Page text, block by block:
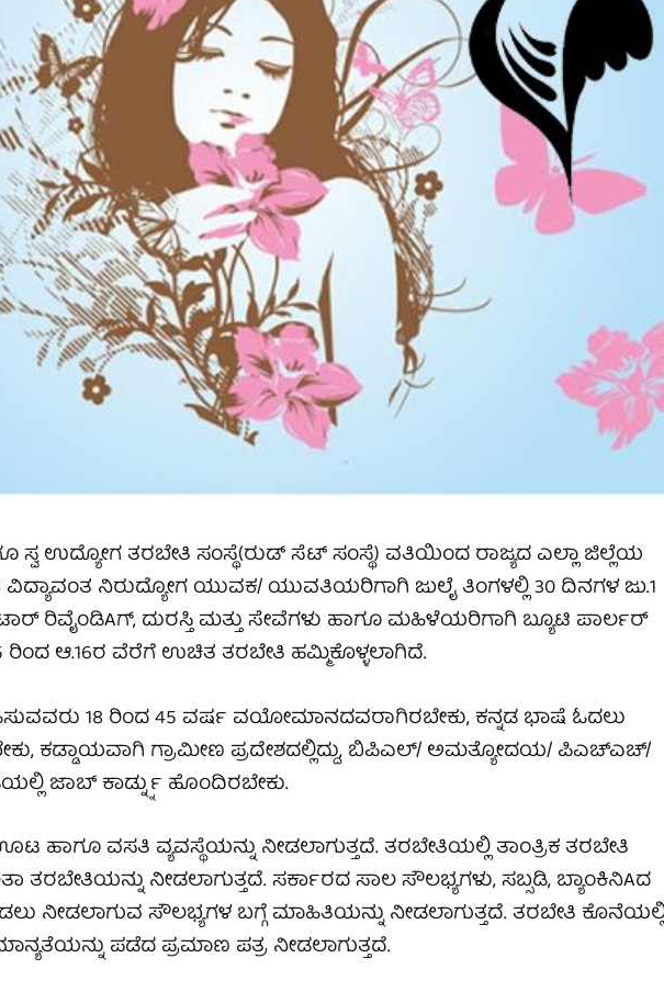
ಸ್ವ ಉದ್ಯೋಗ ತರಬೇತಿ ಸಂಸ್ಥೆ(ರುಡ್ ಸೆಟ್ ಸಂಸ್ಥೆ) ವತಿಯಿಂದ ರಾಜ್ಯದ ಎಲ್ಲಾ ಜಿಲ್ಲೆಯ
ವಿದ್ಯಾವಂತ ನಿರುದ್ಯೋಗ ಯುವಕ/ ಯುವತಿಯರಿಗಾಗಿ ಜುಲೈ ತಿಂಗಳಲ್ಲಿ 30 ದಿನಗಳ ಜು.1
ರಿವೈಂಡಿAಗ್, ದುರಸ್ತಿ ಮತ್ತು ಸೇವೆಗಳು ಹಾಗೂ ಮಹಿಳೆಯರಿಗಾಗಿ ಬ್ಯೂಟಿ ಪಾರ್ಲರ್
ರಿಂದ ಆ.16ರ ವೆರೆಗೆ ಉಚಿತ ತರಬೇತಿ ಹಮ್ಮಿಕೊಳ್ಳಲಾಗಿದೆ.
18 ರಿಂದ 45 ವರ್ಷ ವಯೋಮಾನದವರಾಗಿರಬೇಕು, ಕನ್ನಡ ಭಾಷೆ ಓದಲು
ಕಡ್ಡಾಯವಾಗಿ ಗ್ರಾಮೀಣ ಪ್ರದೇಶದಲ್ಲಿದ್ದು, ಬಿಪಿಎಲ್/ ಅಮತ್ಯೋದಯ/ ಪಿಎಚ್‌ಎಚ್/
ಜಾಬ್ ಕಾರ್ಡ್ನ್ನು ಹೊಂದಿರಬೇಕು.
ವಸತಿ ವ್ಯವಸ್ಥೆಯನ್ನು ನೀಡಲಾಗುತ್ತದೆ. ತರಬೇತಿಯಲ್ಲಿ ತಾಂತ್ರಿಕ ತರಬೇತಿ
ನೀಡಲಾಗುತ್ತದೆ. ಸರ್ಕಾರದ ಸಾಲ ಸೌಲಭ್ಯಗಳು, ಸಬ್ಸಡಿ, ಬ್ಯಾಂಕಿನಿAದ
ನೀಡಲಾಗುವ ಸೌಲಭ್ಯಗಳ ಬಗ್ಗೆ ಮಾಹಿತಿಯನ್ನು ನೀಡಲಾಗುತ್ತದೆ. ತರಬೇತಿ
ಪಡೆದ ಪ್ರಮಾಣ ಪತ್ರ ನೀಡಲಾಗುತ್ತದೆ.